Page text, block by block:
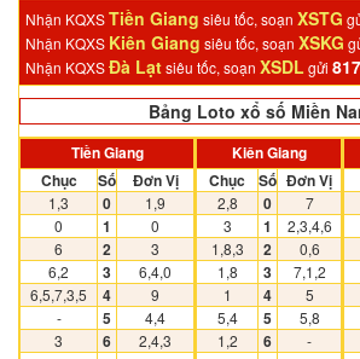
Nhận KQXSTiền Giang siêu tốc, soạn XSTG
Nhận KQXS Kiên Giang siêu tốc, soạn XSKG
Nhận KQXSĐà Lạtsiêu tốc, soạn XSDL gửi
Bảng Loto xổ số Miền
Tiền Giang
Chục
Số Đơn Vị
1,3 0
1,9
0
1
0
6
2
3
6,2
3
6,4,0
6,5,7,3,5
4
9
-
5
4,4
3
6
2,4,3
Kiên Giang
Chục
Số Đơn Vị
2,8 0
7
3
1
2,3,4,6
1,8,3
2
0,6
1,8
3
7,1,2
1
4
5
5,4
5
5,8
1,2
6
-